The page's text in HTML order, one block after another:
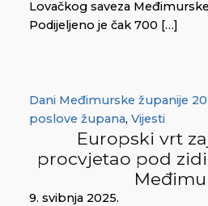
Lovačkog saveza
Podijeljeno je čak 700 […]
Dani Međimurske županije
poslove župana, Vijesti
Europski vrt
procvjetao pod
9. svibnja 2025.